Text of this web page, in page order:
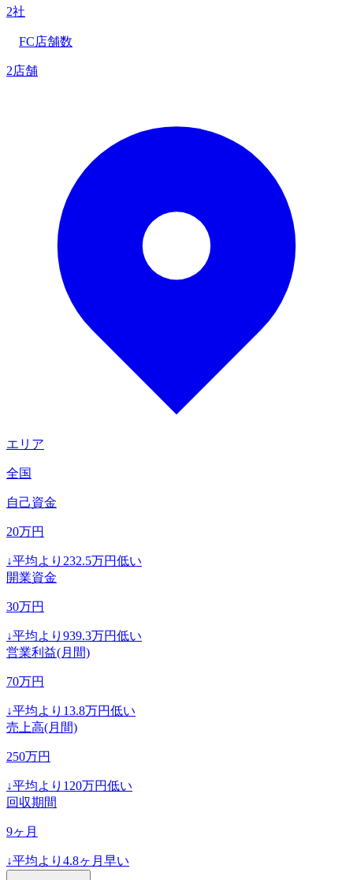
2社
FC店舗数
2店舗
エリア
全国
自己資金
20万円
↓平均より 232.5万円低い
開業資金
30万円
↓平均より 939.3万円低い
営業利益(月間)
70万円
↓平均より 13.8万円低い
売上高(月間)
250万円
↓平均より 120万円低い
回収期間
9ヶ月
↓平均より 4.8ヶ月早い